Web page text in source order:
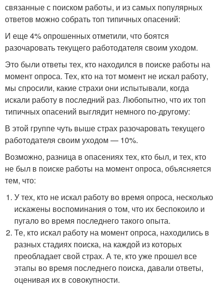
связанные с поиском работы, и из самых популярных
ответов можно собрать топ типичных опасений:
И еще 4% опрошенных отметили, что боятся
разочаровать текущего работодателя своим уходом.
Это были ответы тех, кто находился в поиске работы на
момент опроса. Тех, кто на тот момент не искал работу,
мы спросили, какие страхи они испытывали, когда
искали работу в последний раз. Любопытно, что их топ
типичных опасений выглядит немного по-другому:
В этой группе чуть выше страх разочаровать текущего
работодателя своим уходом — 10%.
Возможно, разница в опасениях тех, кто был, и тех, кто
не был в поиске работы на момент опроса, объясняется
тем, что:
У тех, кто не искал работу во время опроса, несколько
искажены воспоминания о том, что их беспокоило и
пугало во время последнего такого опыта.
Те, кто искал работу на момент опроса, находились в
разных стадиях поиска, на каждой из которых
преобладает свой страх. А те, кто уже прошел все
этапы во время последнего поиска, давали ответы,
оценивая их в совокупности.